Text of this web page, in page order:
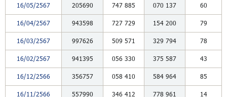
16/05/2567 205690 747 885 070 137 60
16/04/2567 943598 727 729 154 200 79
16/03/2567 997626 509 571 329 794 78
16/02/2567 941395 056 330 375 587 43
16/12/2566 356757 058 410 584 964 85
16/11/2566 557990 346 412 778 961 14